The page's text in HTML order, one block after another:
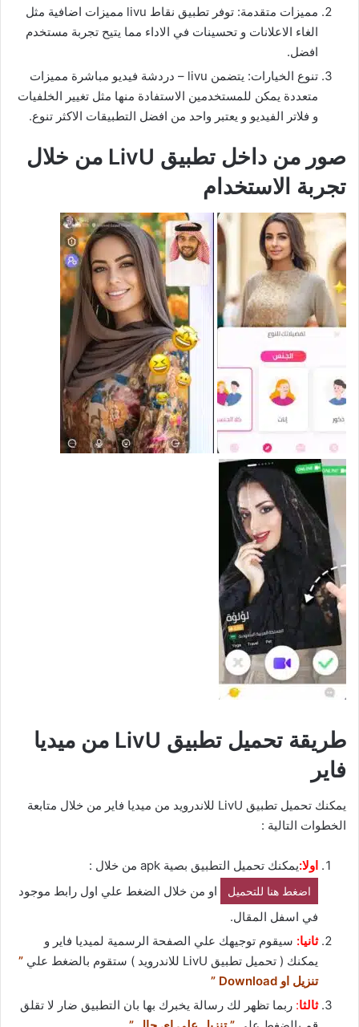
مميزات متقدمة: توفر تطبيق نقاط livu مميزات اضافية مثل
الغاء الاعلانات و تحسينات في الاداء مما يتيح تجربة مستخدم
افضل.
تنوع الخيارات: يتضمن livu – دردشة فيديو مباشرة مميزات
متعددة يمكن للمستخدمين الاستفادة منها مثل تغيير الخلفيات
و فلاتر الفيديو و يعتبر واحد من افضل التطبيقات الاكثر تنوع.
صور من داخل تطبيق LivU من خلال
تجربة الاستخدام
طريقة تحميل تطبيق LivU من ميديا
فاير
يمكنك تحميل تطبيق LivU للاندرويد من ميديا فاير من خلال متابعة
الخطوات التالية :
اولا:يمكنك تحميل التطبيق بصية apk من خلال :
اضغط هنا للتحميل
او من خلال الضغط علي اول رابط موجود
في اسفل المقال.
ثانيا: سيقوم توجيهك علي الصفحة الرسمية لميديا فاير و
يمكنك ( تحميل تطبيق LivU للاندرويد ) ستقوم بالضغط علي
”
تنزيل او Download ”
ثالثا: ربما تظهر لك رسالة يخبرك بها بان التطبيق ضار لا تقلق